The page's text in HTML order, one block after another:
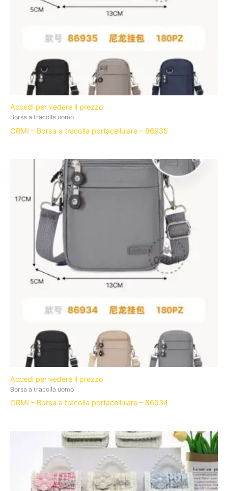
Accedi per vedere il prezzo
Borsa a tracolla uomo
ORMI – Borsa a tracolla portacellulare – 86935
Accedi per vedere il prezzo
Borsa a tracolla uomo
ORMI – Borsa a tracolla portacellulare – 86934